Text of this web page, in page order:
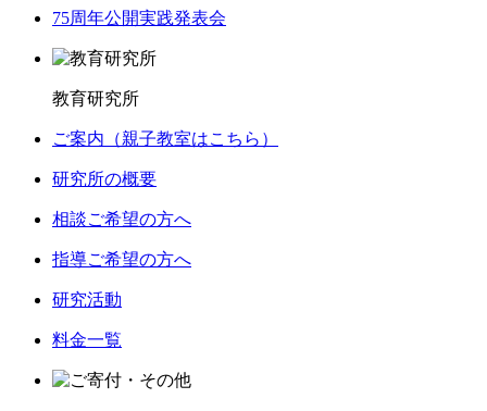
75周年公開実践発表会
教育研究所
ご案内（親子教室はこちら）
研究所の概要
相談ご希望の方へ
指導ご希望の方へ
研究活動
料金一覧